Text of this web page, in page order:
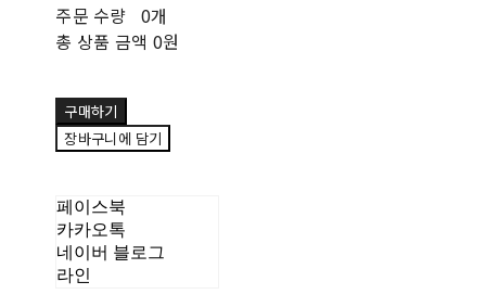
주문 수량 0개
총 상품 금액 0원
구매하기
장바구니에 담기
페이스북
카카오톡
네이버 블로그
라인